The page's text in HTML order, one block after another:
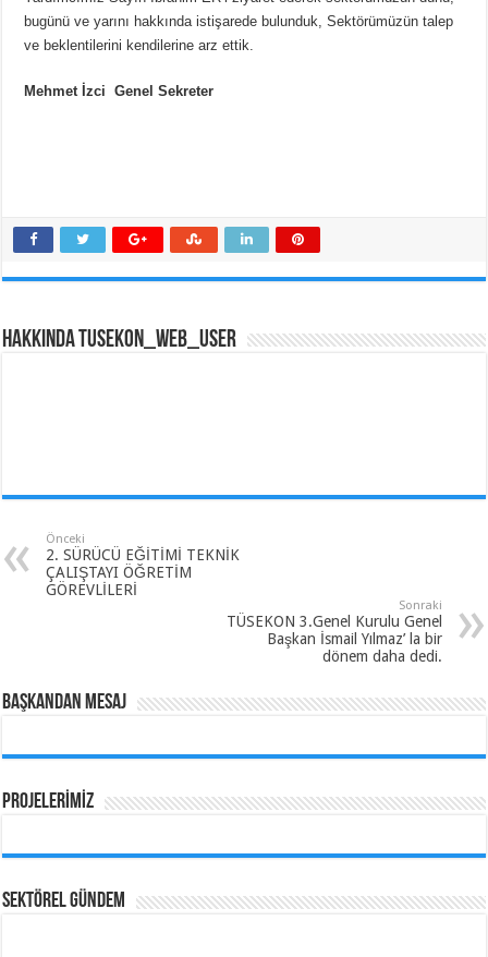
bugünü ve yarını hakkında istişarede bulunduk, Sektörümüzün talep
ve beklentilerini kendilerine arz ettik.
Mehmet İzci Genel Sekreter
Hakkında tusekon_web_user
Önceki
2. SÜRÜCÜ EĞİTİMİ TEKNİK
ÇALIŞTAYI ÖĞRETİM
GÖREVLİLERİ
Sonraki
TÜSEKON 3.Genel Kurulu Genel
Başkan İsmail Yılmaz’ la bir
dönem daha dedi.
BAŞKANDAN MESAJ
PROJELERİMİZ
SEKTÖREL GÜNDEM